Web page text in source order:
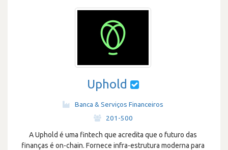
Uphold
Banca & Serviços Financeiros
201-500
A Uphold é uma fintech que acredita que o futuro das
finanças é on-chain. Fornece infra-estrutura moderna para